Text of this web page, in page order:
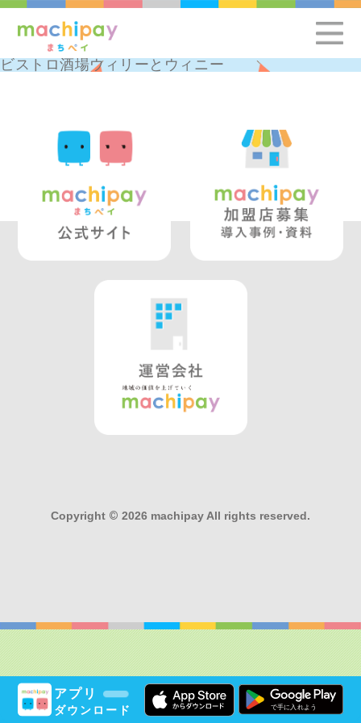
アプリ
ダウンロード
ビストロ酒場ウィリーとウィニー
Copyright © 2026 machipay All rights reserved.